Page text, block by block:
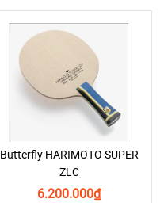
Butterfly HARIMOTO SUPER
ZLC
₫
6.200.000